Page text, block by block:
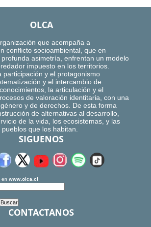
OLCA
que acompaña a
conflicto socioambiental, que en
asimetría, enfrentan un modelo
impuesto en los territorios.
participación y el protagonismo
y el intercambio de
la articulación y el
de valoración identitaria, con una
y de derechos. De esta forma
de alternativas al desarrollo,
de la vida, los ecosistemas, y las
que los habitan.
SIGUENOS
en www.olca.cl
CONTACTANOS